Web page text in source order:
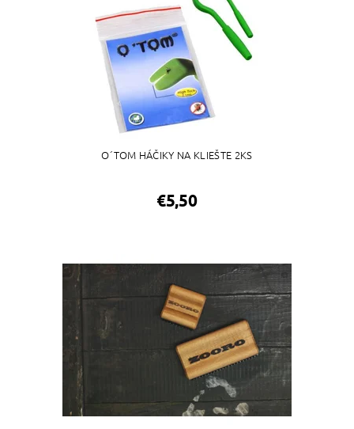
O´TOM HÁČIKY NA KLIEŠTE 2KS
€5,50